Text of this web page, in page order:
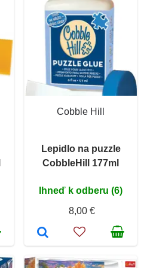
Cobble Hill
Lepidlo na puzzle
CobbleHill 177ml
Ihneď k odberu (6)
8,00 €